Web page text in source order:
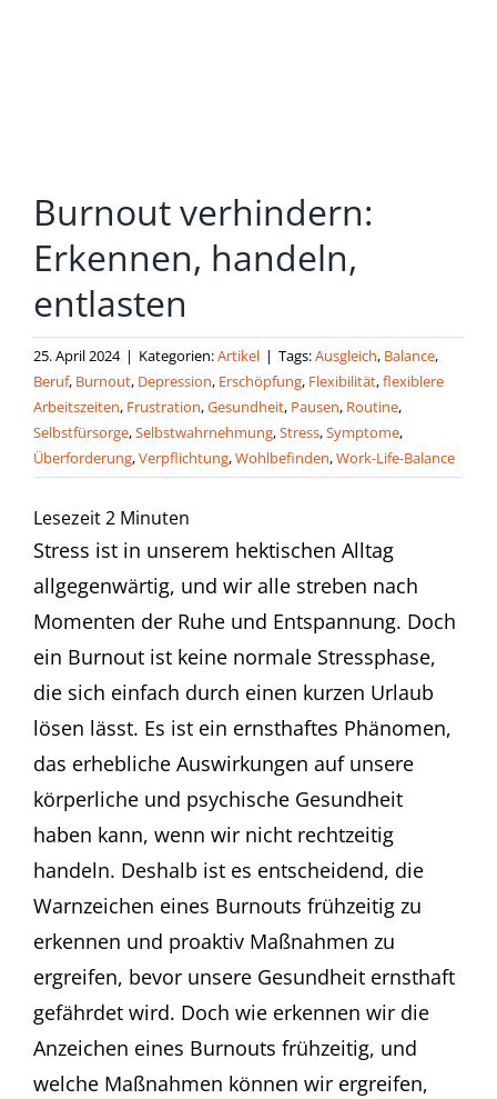
Burnout verhindern:
Erkennen, handeln,
entlasten
25. April 2024 | Kategorien:Artikel | Tags:Ausgleich, Balance,
Beruf, Burnout, Depression, Erschöpfung, Flexibilität,flexiblere
Arbeitszeiten, Frustration,Gesundheit, Pausen, Routine,
Selbstfürsorge,Selbstwahrnehmung,Stress,Symptome,
Überforderung,Verpflichtung,Wohlbefinden,Work-Life-Balance
Lesezeit2 Minuten
Stress ist in unserem hektischen Alltag
allgegenwärtig, und wir alle streben nach
Momenten der Ruhe und Entspannung. Doch
ein Burnout ist keine normale Stressphase,
die sich einfach durch einen kurzen Urlaub
lösen lässt. Es ist ein ernsthaftes Phänomen,
das erhebliche Auswirkungen auf unsere
körperliche und psychische Gesundheit
haben kann, wenn wir nicht rechtzeitig
handeln. Deshalb ist es entscheidend, die
Warnzeichen eines Burnouts frühzeitig zu
erkennen und proaktiv Maßnahmen zu
ergreifen, bevor unsere Gesundheit ernsthaft
gefährdet wird. Doch wie erkennen wir die
Anzeichen eines Burnouts frühzeitig, und
welche Maßnahmen können wir ergreifen,